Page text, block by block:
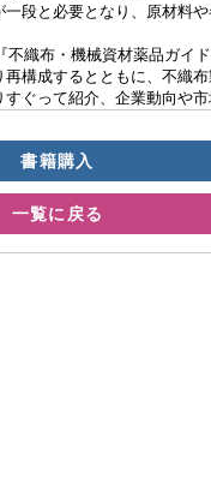
段と必要となり、原材料
織布・機械資材薬品ガイ
構成するとともに、不織
ぐって紹介、企業動向や
書籍購入
一覧に戻る